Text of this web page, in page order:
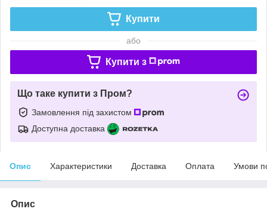
Купити
або
Купити з
Що таке купити з Пром?
Замовлення під захистом
Доступна доставка
Опис Характеристики Доставка Оплата Умови
Опис